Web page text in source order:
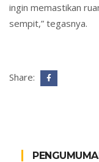
ingin memastikan
sempit,” tegasnya.
Share: